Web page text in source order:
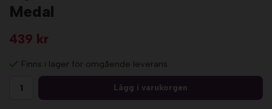
Medal
439 kr
Finns i lager för omgående leverans
Lägg i varukorgen